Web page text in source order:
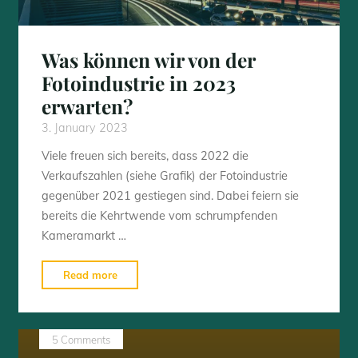
Was können wir von der
Fotoindustrie in 2023
erwarten?
3. January 2023
Viele freuen sich bereits, dass 2022 die
Verkaufszahlen (siehe Grafik) der Fotoindustrie
gegenüber 2021 gestiegen sind. Dabei feiern sie
bereits die Kehrtwende vom schrumpfenden
Kameramarkt …
Read more
können
wir
von
der
5 Comments